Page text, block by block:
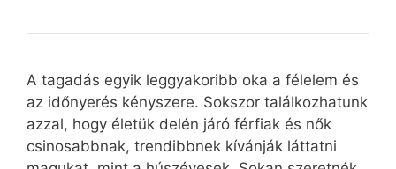
A tagadás egyik leggyakoribb oka a félelem és
az időnyerés kényszere. Sokszor találkozhatunk
azzal, hogy életük delén járó férfiak és nők
csinosabbnak, trendibbnek kívánják láttatni